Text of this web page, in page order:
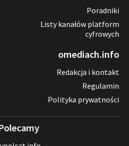
Poradniki
Listy kanałów platform
cyfrowych
omediach.info
Redakcja i kontakt
Regulamin
Polityka prywatności